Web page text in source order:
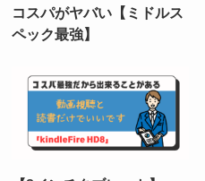
コスパがヤバい【ミドルス
ペック最強】